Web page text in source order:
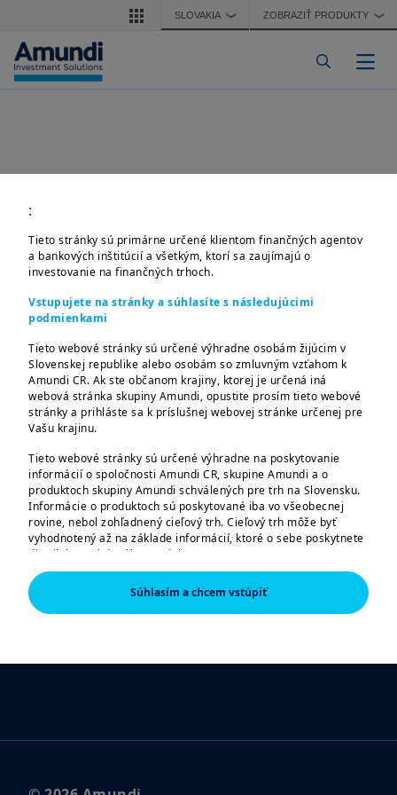
Skočiť na hlavný obsahSLOVAKIA ❯ ZOBRAZIŤ PRODUKTY ❯
:
Tieto stránky sú primárne určené klientom finančných agentov
a bankových inštitúcií a všetkým, ktorí sa zaujímajú o
investovanie na finančných trhoch.
Vstupujete na stránky a súhlasíte s následujúcimi
podmienkami
Tieto webové stránky sú určené výhradne osobám žijúcim v
Slovenskej republike alebo osobám so zmluvným vzťahom k
Amundi CR. Ak ste občanom krajiny, ktorej je určená iná
webová stránka skupiny Amundi, opustite prosím tieto webové
stránky a prihláste sa k príslušnej webovej stránke určenej pre
Vašu krajinu.
Tieto webové stránky sú určené výhradne na poskytovanie
informácií o spoločnosti Amundi CR, skupine Amundi a o
produktoch skupiny Amundi schválených pre trh na Slovensku.
Informácie o produktoch sú poskytované iba vo všeobecnej
rovine, nebol zohľadnený cieľový trh. Cieľový trh môže byť
vyhodnotený až na základe informácií, ktoré o sebe poskytnete
distribútorovi daného produktu.
Informácie tu uvedené nemusia byť úplné, môžu sa postupom
času meniť a Amundi CR ich môže bez upozornenia kedykoľvek
aktualizovať.
amerického zákona o cenných papieroch (Securities Act) z roku
obchodnú spoločnosť založenú alebo zapísanú podľa
Súhlasím a chcem vstúpiť
Právne upozornenie
Prohlásenie o prístupnosti
Upozornenie na pokusy o podvody
Vstup pre sprostredkovateľov